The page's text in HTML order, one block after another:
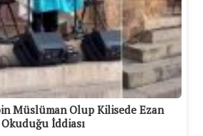
Müslüman Olup Kilisede Ezan
Okuduğu İddiası